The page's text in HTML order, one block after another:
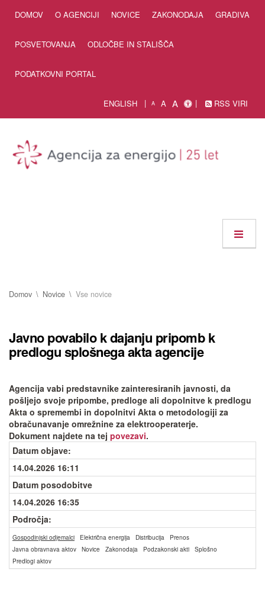
DOMOV O AGENCIJI NOVICE ZAKONODAJA GRADIVA
POSVETOVANJA ODLOČBE IN STALIŠČA
PODATKOVNI PORTAL
ENGLISH A A A RSS VIRI
Domov Novice Vse novice
Javno povabilo k dajanju pripomb k
predlogu splošnega akta agencije
Agencija vabi predstavnike zainteresiranih javnosti, da
pošljejo svoje pripombe, predloge ali dopolnitve k predlogu
Akta o spremembi in dopolnitvi Akta o metodologiji za
obračunavanje omrežnine za elektrooperaterje.
Dokument najdete na tej povezavi.
Datum objave:
14.04.2026 16:11
Datum posodobitve
14.04.2026 16:35
Področja:
Gospodinjski odjemalci Električna energija Distribucija
Prenos
Javna obravnava aktov
Novice Zakonodaja Podzakonski akti
Splošno
Predlogi aktov